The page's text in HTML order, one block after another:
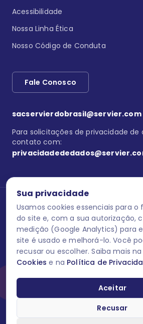
Sua privacidade
Usamos cookies essenciais para
do site e, com a sua autorização,
medição (Google Analytics) para
site é usado e melhorá-lo. Você
recusar ou escolher. Saiba mais na
Cookies e na Política de
Aceitar
Recusar
Acessibilidade
Nossa Linha Ética
Nosso Código de Conduta
Fale Conosco
sacservierdobrasil@servier.com
Para solicitações de privacidade de
contato com:
Se estiver no programa semprecuidando,
reação adversa com os produtos Servier.
informações para o público leigo e para os
do Brasil habilitados a prescrever
202606-00013 / Agosto 2026.
O laboratório Servier do Brasil respeita os
dados pessoais você pode fazê-lo a
em contato através do site
fale conosco.